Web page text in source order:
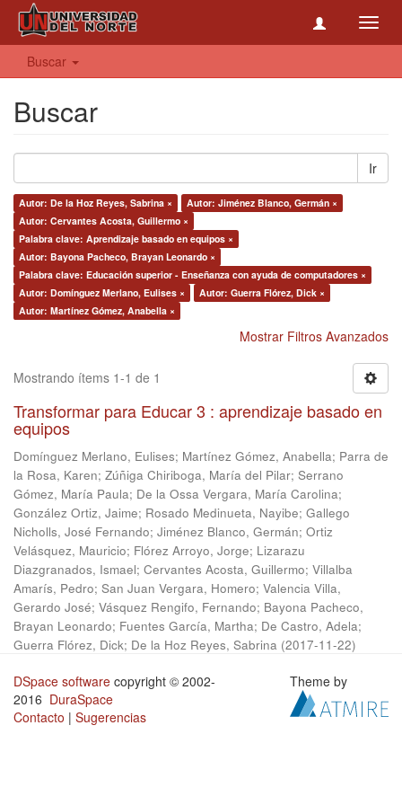
Buscar
Buscar
Ir
Autor: De la Hoz Reyes, Sabrina ×
Autor: Jiménez Blanco, Germán ×
Autor: Cervantes Acosta, Guillermo ×
Palabra clave: Aprendizaje basado en equipos ×
Autor: Bayona Pacheco, Brayan Leonardo ×
Palabra clave: Educación superior - Enseñanza con ayuda de computadores ×
Autor: Domínguez Merlano, Eulises ×
Autor: Guerra Flórez, Dick ×
Autor: Martínez Gómez, Anabella ×
Mostrar Filtros Avanzados
Mostrando ítems 1-1 de 1
Transformar para Educar 3 : aprendizaje basado en
equipos
Domínguez Merlano, Eulises; Martínez Gómez, Anabella; Parra de
la Rosa, Karen; Zúñiga Chiriboga, María del Pilar; Serrano
Gómez, María Paula; De la Ossa Vergara, María Carolina;
González Ortiz, Jaime; Rosado Medinueta, Nayibe; Gallego
Nicholls, José Fernando; Jiménez Blanco, Germán; Ortiz
Velásquez, Mauricio; Flórez Arroyo, Jorge; Lizarazu
Diazgranados, Ismael; Cervantes Acosta, Guillermo; Villalba
Amarís, Pedro; San Juan Vergara, Homero; Valencia Villa,
Gerardo José; Vásquez Rengifo, Fernando; Bayona Pacheco,
Brayan Leonardo; Fuentes García, Martha; De Castro, Adela;
Guerra Flórez, Dick; De la Hoz Reyes, Sabrina (2017-11-22)
DSpace software copyright © 2002-
2016 DuraSpace
Contacto | Sugerencias
Theme by